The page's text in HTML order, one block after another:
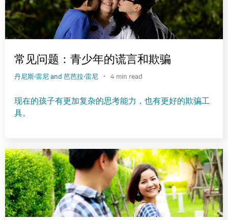
常见问题：青少年的谎言和欺骗
丹尼斯·雷尼 and 芭芭拉·雷尼 · 4 min read
现在的孩子有更加复杂的思考能力，也有更好的欺骗工
具。